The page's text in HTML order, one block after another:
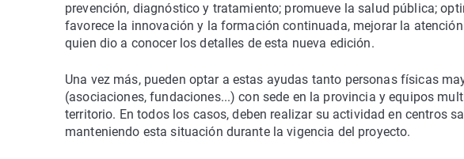
prevención, diagnóstico y tratamiento; promueve la salud pública;
favorece la innovación y la formación continuada, mejorar la
quien dio a conocer los detalles de esta nueva edición.
Una vez más, pueden optar a estas ayudas tanto personas físicas
(asociaciones, fundaciones...) con sede en la provincia y equipos
territorio. En todos los casos, deben realizar su actividad en centros
manteniendo esta situación durante la vigencia del proyecto.